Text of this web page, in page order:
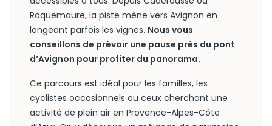
Roquemaure, la piste mène vers Avignon en
longeant parfois les vignes. Nous vous
conseillons de prévoir une pause près du pont
d’Avignon pour profiter du panorama.
Ce parcours est idéal pour les familles, les
cyclistes occasionnels ou ceux cherchant une
activité de plein air en Provence-Alpes-Côte